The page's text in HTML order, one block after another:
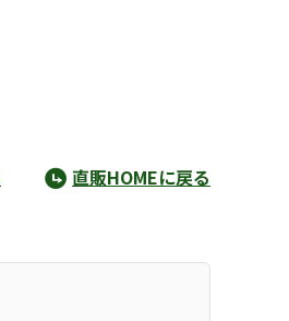
直販HOMEに戻る